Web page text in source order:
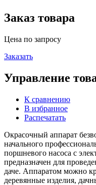
Заказ товара
Цена по запросу
Заказать
Управление
К сравнению
В избранное
Распечатать
Окрасочный аппарат
начального
поршневого насоса с
предназначен для
даче. Аппаратом можно
деревянные изделия,